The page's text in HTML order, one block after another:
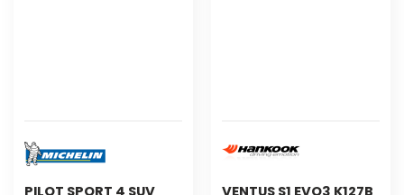
PILOT SPORT 4 SUV
VENTUS S1 EVO3 K127B